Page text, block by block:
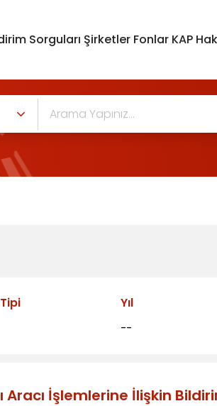
Sorguları Şirketler Fonlar KAP
Yıl
--
Aracı İşlemlerine İlişkin